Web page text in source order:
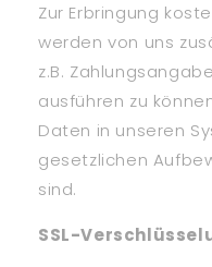
Zur Erbringung
werden von uns
z.B.
ausführen zu
Daten in unseren
gesetzlichen
sind.
SSL-